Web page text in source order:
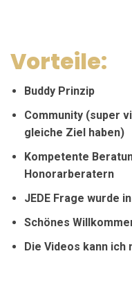
Vorteile:
Buddy Prinzip
Community (super
gleiche Ziel haben)
Kompetente
Honorarberatern
JEDE Frage wurde
Schönes
Die Videos kann